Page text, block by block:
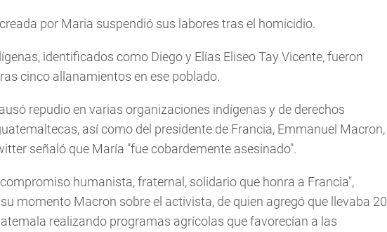
por Maria suspendió sus labores tras el homicidio.
identificados como Diego y Elías Eliseo Tay Vicente, fueron
cinco allanamientos en ese poblado.
repudio en varias organizaciones indígenas y de derechos
así como del presidente de Francia, Emmanuel Macron,
señaló que María "fue cobardemente asesinado".
humanista, fraternal, solidario que honra a Francia",
momento Macron sobre el activista, de quien agregó que llevaba 20
realizando programas agrícolas que favorecían a las